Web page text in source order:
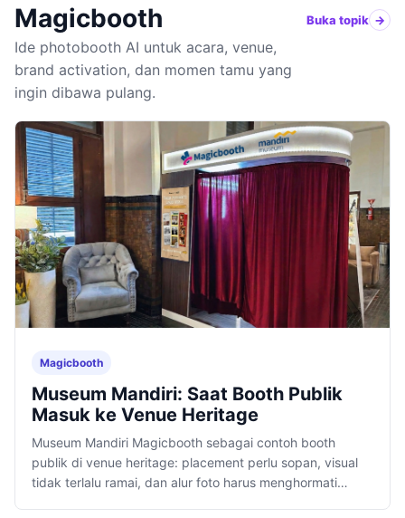
Magicbooth
Ide photobooth AI untuk acara, venue,
brand activation, dan momen tamu yang
ingin dibawa pulang.
Buka topik
Magicbooth
Museum Mandiri: Saat Booth Publik
Masuk ke Venue Heritage
Museum Mandiri Magicbooth sebagai contoh booth
publik di venue heritage: placement perlu sopan, visual
tidak terlalu ramai, dan alur foto harus menghormati